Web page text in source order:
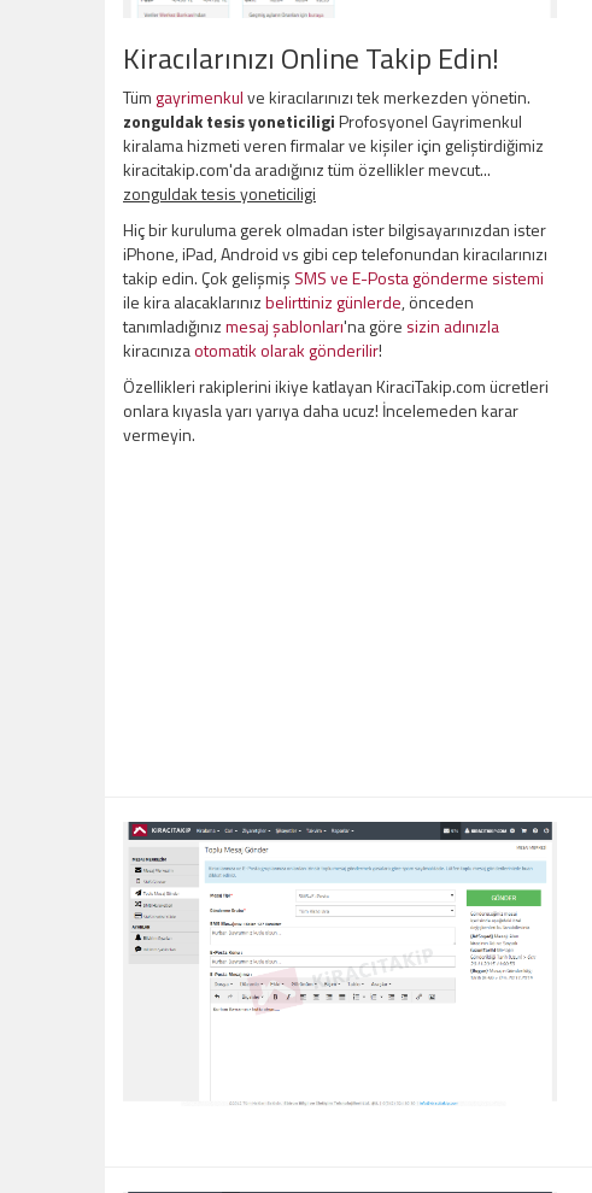
Kiracılarınızı Online Takip Edin!
Tüm gayrimenkulve kiracılarınızı tek merkezden yönetin.
zonguldak tesis yoneticiligiProfosyonel Gayrimenkul
kiralama hizmeti veren firmalar ve kişiler için geliştirdiğimiz
kiracitakip.com'da aradığınız tüm özellikler mevcut...
zonguldak tesis yoneticiligi
Hiç bir kuruluma gerek olmadan ister bilgisayarınızdan ister
iPhone, iPad, Android vs gibi cep telefonundan kiracılarınızı
takip edin. Çok gelişmiş SMS ve E-Posta gönderme sistemi
ile kira alacaklarınızbelirttiniz günlerde, önceden
tanımladığınızmesaj şablonları'na göre sizin adınızla
kiracınızaotomatik olarak gönderilir!
Özellikleri rakiplerini ikiye katlayan KiraciTakip.com ücretleri
onlara kıyasla yarı yarıya daha ucuz! İncelemeden karar
vermeyin.